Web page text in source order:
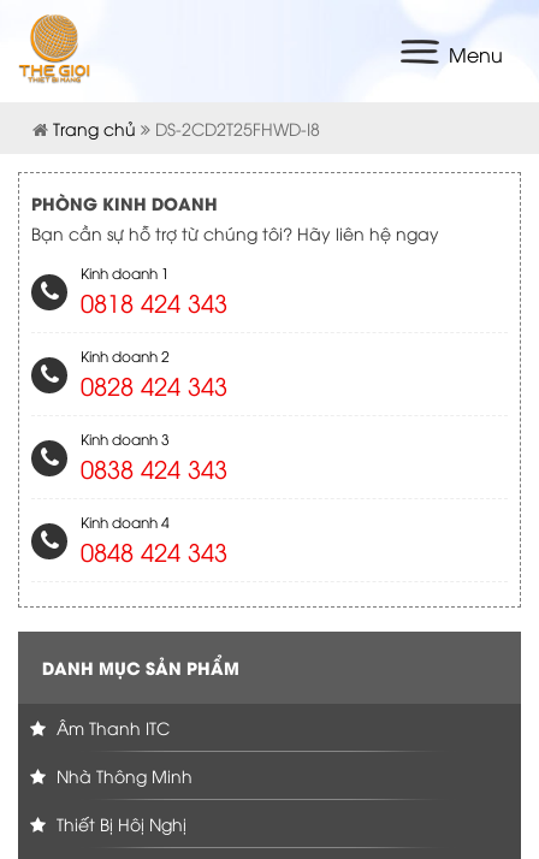
Menu
Trang chủ DS-2CD2T25FHWD-I8
PHÒNG KINH DOANH
Bạn cần sự hỗ trợ từ chúng tôi? Hãy liên hệ ngay
Kinh doanh 1
0818 424 343
Kinh doanh 2
0828 424 343
Kinh doanh 3
0838 424 343
Kinh doanh 4
0848 424 343
DANH MỤC SẢN PHẨM
Âm Thanh ITC
Nhà Thông Minh
Thiết Bị Hôị Nghị